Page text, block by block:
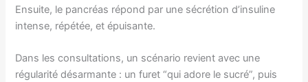
Ensuite, le pancréas répond par une sécrétion d’insuline
intense, répétée, et épuisante.
Dans les consultations, un scénario revient avec une
régularité désarmante : un furet “qui adore le sucré”, puis